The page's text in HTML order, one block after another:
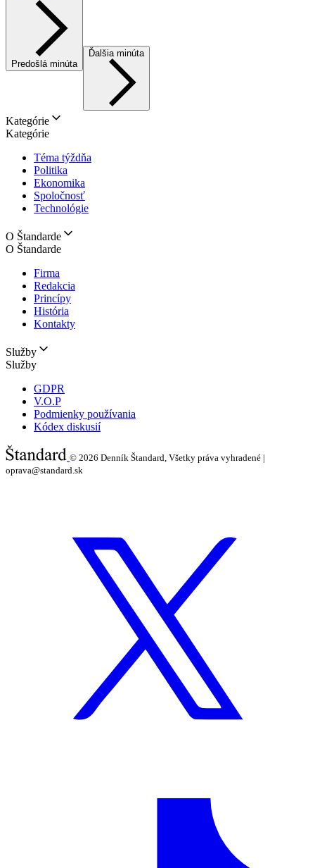
Predošlá minúta
Ďalšia minúta
Kategórie
Kategórie
Téma týždňa
Politika
Ekonomika
Spoločnosť
Technológie
O Štandarde
O Štandarde
Firma
Redakcia
Princípy
História
Kontakty
Služby
Služby
GDPR
V.O.P
Podmienky používania
Kódex diskusií
© 2026 Denník Štandard, Všetky práva vyhradené |
oprava@standard.sk